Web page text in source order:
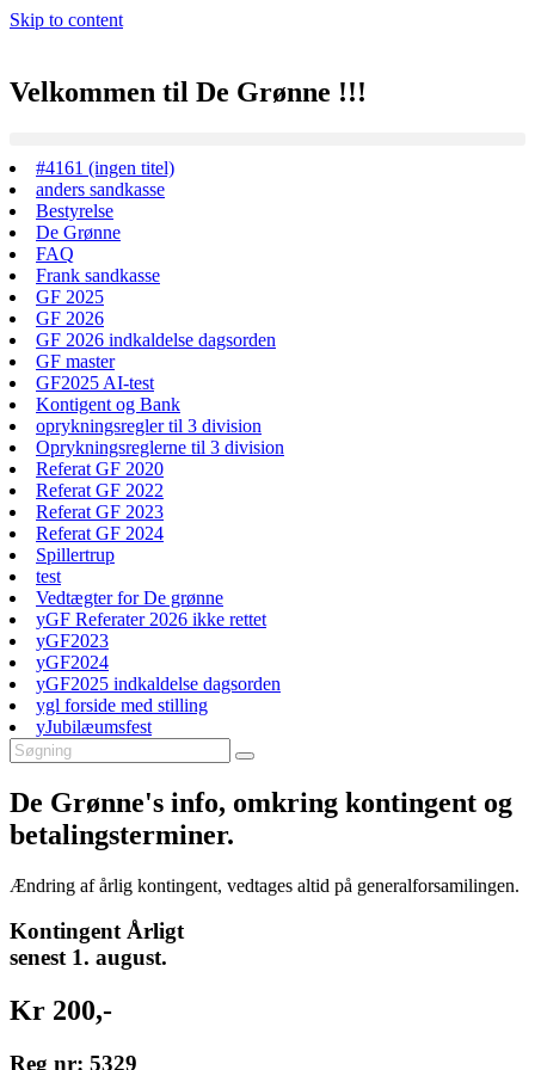
Skip to content
Velkommen til De Grønne !!!
#4161 (ingen titel)
anders sandkasse
Bestyrelse
De Grønne
FAQ
Frank sandkasse
GF 2025
GF 2026
GF 2026 indkaldelse dagsorden
GF master
GF2025 AI-test
Kontigent og Bank
oprykningsregler til 3 division
Oprykningsreglerne til 3 division
Referat GF 2020
Referat GF 2022
Referat GF 2023
Referat GF 2024
Spillertrup
test
Vedtægter for De grønne
yGF Referater 2026 ikke rettet
yGF2023
yGF2024
yGF2025 indkaldelse dagsorden
ygl forside med stilling
yJubilæumsfest
De Grønne's info, omkring kontingent og
betalingsterminer.
Ændring af årlig kontingent, vedtages altid på generalforsamilingen.
Kontingent Årligt
senest 1. august.
Kr 200,-
Reg nr: 5329